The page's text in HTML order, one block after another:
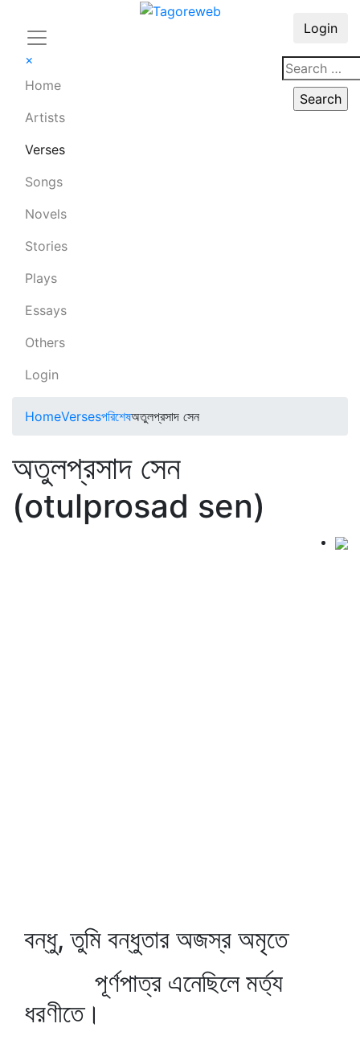
×
Home
Artists
Verses
Songs
Novels
Stories
Plays
Essays
Others
Login
Login
HomeVersesপরিশেষঅতুলপ্রসাদ সেন
অতুলপ্রসাদ সেন
(otulprosad sen)
বন্ধু, তুমি বন্ধুতার অজস্র অমৃতে
পূর্ণপাত্র এনেছিলে মর্ত্য
ধরণীতে।